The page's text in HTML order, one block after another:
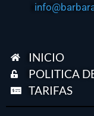
INICIO
POLITICA
TARIFAS